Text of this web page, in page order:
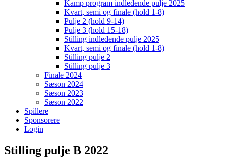
Kamp program indledende pulje 2025
Kvart, semi og finale (hold 1-8)
Pulje 2 (hold 9-14)
Pulje 3 (hold 15-18)
Stilling indledende pulje 2025
Kvart, semi og finale (hold 1-8)
Stilling pulje 2
Stilling pulje 3
Finale 2024
Sæson 2024
Sæson 2023
Sæson 2022
Spillere
Sponsorere
Login
Stilling pulje B 2022